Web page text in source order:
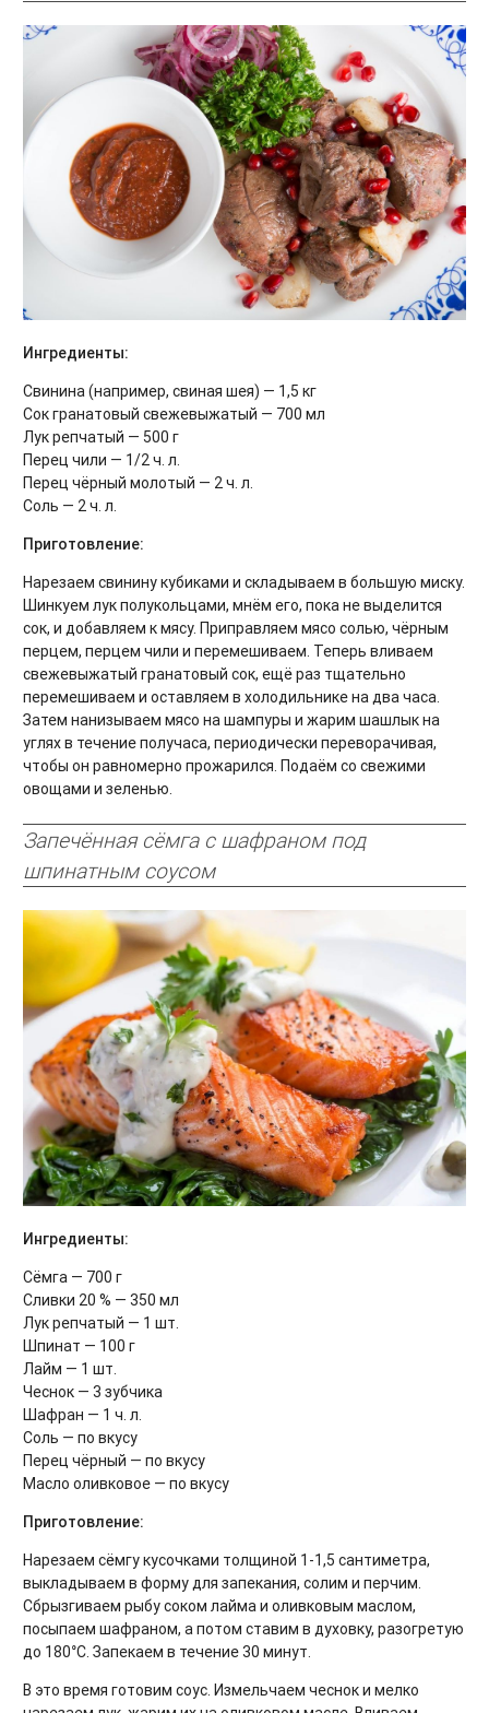
Ингредиенты:
Свинина (например, свиная шея) — 1,5 кг
Сок гранатовый свежевыжатый — 700 мл
Лук репчатый — 500 г
Перец чили — 1/2 ч. л.
Перец чёрный молотый — 2 ч. л.
Соль — 2 ч. л.
Приготовление:
Нарезаем свинину кубиками и складываем в большую миску.
Шинкуем лук полукольцами, мнём его, пока не выделится
сок, и добавляем к мясу. Приправляем мясо солью, чёрным
перцем, перцем чили и перемешиваем. Теперь вливаем
свежевыжатый гранатовый сок, ещё раз тщательно
перемешиваем и оставляем в холодильнике на два часа.
Затем нанизываем мясо на шампуры и жарим шашлык на
углях в течение получаса, периодически переворачивая,
чтобы он равномерно прожарился. Подаём со свежими
овощами и зеленью.
Запечённая сёмга с шафраном под
шпинатным соусом
Ингредиенты:
Сёмга — 700 г
Сливки 20 % — 350 мл
Лук репчатый — 1 шт.
Шпинат — 100 г
Лайм — 1 шт.
Чеснок — 3 зубчика
Шафран — 1 ч. л.
Соль — по вкусу
Перец чёрный — по вкусу
Масло оливковое — по вкусу
Приготовление:
Нарезаем сёмгу кусочками толщиной 1-1,5 сантиметра,
выкладываем в форму для запекания, солим и перчим.
Сбрызгиваем рыбу соком лайма и оливковым маслом,
посыпаем шафраном, а потом ставим в духовку, разогретую
до 180°С. Запекаем в течение 30 минут.
В это время готовим соус. Измельчаем чеснок и мелко